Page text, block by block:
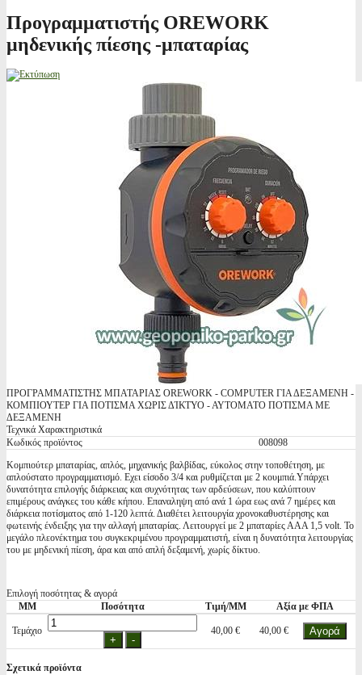
Προγραμματιστής OREWORK
μηδενικής πίεσης -μπαταρίας
ΠΡΟΓΡΑΜΜΑΤΙΣΤΗΣ ΜΠΑΤΑΡΙΑΣ OREWORK - COMPUTER ΓΙΑ ΔΕΞΑΜΕΝΗ -
ΚΟΜΠΙΟΥΤΕΡ ΓΙΑ ΠΟΤΙΣΜΑ ΧΩΡΙΣ ΔΊΚΤΥΟ - ΑΥΤΟΜΑΤΟ ΠΟΤΙΣΜΑ ΜΕ
ΔΕΞΑΜΕΝΗ
Τεχνικά Χαρακτηριστικά
Κωδικός προϊόντος
008098
Κομπιούτερ μπαταρίας, απλός, μηχανικής βαλβίδας, εύκολος στην τοποθέτηση, με
απλούστατο προγραμματισμό. Εχει είσοδο 3/4 και ρυθμίζεται με 2 κουμπιά.Υπάρχει
δυνατότητα επιλογής διάρκειας και συχνότητας των αρδεύσεων, που καλύπτουν
επιμέρους ανάγκες του κάθε κήπου. Επαναληψη από ανά 1 ώρα εως ανά 7 ημέρες και
διάρκεια ποτίσματος από 1-120 λεπτά. Διαθέτει λειτουργία χρονοκαθυστέρησης και
φωτεινής ένδειξης για την αλλαγή μπαταρίας. Λειτουργεί με 2 μπαταρίες ΑΑΑ 1,5 volt. Το
μεγάλο πλεονέκτημα του συγκεκριμένου προγραμματιστή, είναι η δυνατότητα λειτουργίας
του με μηδενική πίεση, άρα και από απλή δεξαμενή, χωρίς δίκτυο.
Επιλογή ποσότητας & αγορά
ΜΜ
Ποσότητα Τιμή/ΜΜ Αξία με ΦΠΑ
Τεμάχιο 40,00 € 40,00 €
Σχετικά προϊόντα